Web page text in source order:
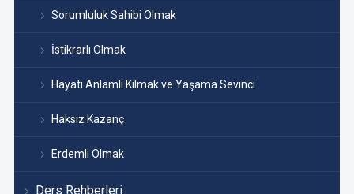
Sorumluluk Sahibi Olmak
İstikrarlı Olmak
Hayatı Anlamlı Kılmak ve Yaşama Sevinci
Haksız Kazanç
Erdemli Olmak
Ders Rehberleri